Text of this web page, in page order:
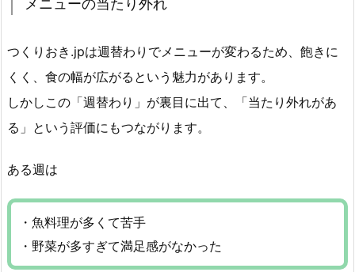
メニューの当たり外れ
つくりおき.jpは週替わりでメニューが変わるため、飽きに
くく、食の幅が広がるという魅力があります。
しかしこの「週替わり」が裏目に出て、「当たり外れがあ
る」という評価にもつながります。
ある週は
・魚料理が多くて苦手
・野菜が多すぎて満足感がなかった